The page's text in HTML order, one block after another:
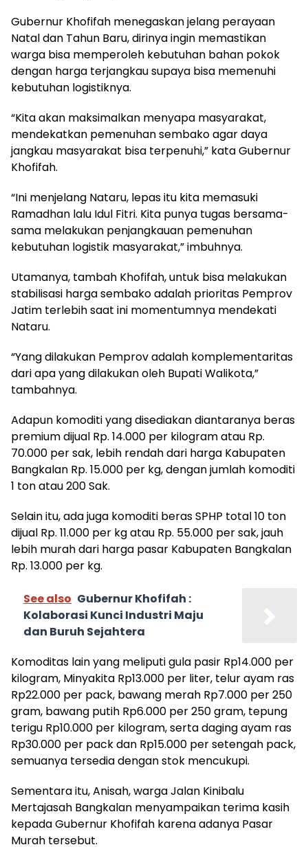
Gubernur Khofifah menegaskan jelang perayaan
Natal dan Tahun Baru, dirinya ingin memastikan
warga bisa memperoleh kebutuhan bahan pokok
dengan harga terjangkau supaya bisa memenuhi
kebutuhan logistiknya.
“Kita akan maksimalkan menyapa masyarakat,
mendekatkan pemenuhan sembako agar daya
jangkau masyarakat bisa terpenuhi,” kata Gubernur
Khofifah.
“Ini menjelang Nataru, lepas itu kita memasuki
Ramadhan lalu Idul Fitri. Kita punya tugas bersama-
sama melakukan penjangkauan pemenuhan
kebutuhan logistik masyarakat,” imbuhnya.
Utamanya, tambah Khofifah, untuk bisa melakukan
stabilisasi harga sembako adalah prioritas Pemprov
Jatim terlebih saat ini momentumnya mendekati
Nataru.
“Yang dilakukan Pemprov adalah komplementaritas
dari apa yang dilakukan oleh Bupati Walikota,”
tambahnya.
Adapun komoditi yang disediakan diantaranya beras
premium dijual Rp. 14.000 per kilogram atau Rp.
70.000 per sak, lebih rendah dari harga Kabupaten
Bangkalan Rp. 15.000 per kg, dengan jumlah komoditi
1 ton atau 200 Sak.
Selain itu, ada juga komoditi beras SPHP total 10 ton
dijual Rp. 11.000 per kg atau Rp. 55.000 per sak, jauh
lebih murah dari harga pasar Kabupaten Bangkalan
Rp. 13.000 per kg.
See also Gubernur Khofifah :
Kolaborasi Kunci Industri Maju
dan Buruh Sejahtera
Komoditas lain yang meliputi gula pasir Rp14.000 per
kilogram, Minyakita Rp13.000 per liter, telur ayam ras
Rp22.000 per pack, bawang merah Rp7.000 per 250
gram, bawang putih Rp6.000 per 250 gram, tepung
terigu Rp10.000 per kilogram, serta daging ayam ras
Rp30.000 per pack dan Rp15.000 per setengah pack,
semuanya tersedia dengan stok mencukupi.
Sementara itu, Anisah, warga Jalan Kinibalu
Mertajasah Bangkalan menyampaikan terima kasih
kepada Gubernur Khofifah karena adanya Pasar
Murah tersebut.